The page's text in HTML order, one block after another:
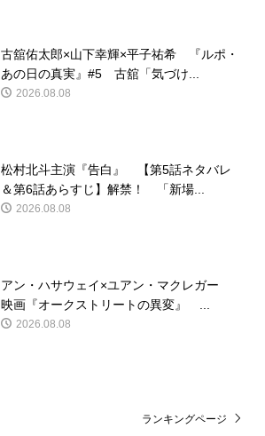
古舘佑太郎×山下幸輝×平子祐希 『ルポ・
あの日の真実』#5 古舘「気づけ...
2026.08.08
松村北斗主演『告白』 【第5話ネタバレ
＆第6話あらすじ】解禁！ 「新場...
2026.08.08
アン・ハサウェイ×ユアン・マクレガー
映画『オークストリートの異変』 ...
2026.08.08
ランキングページ